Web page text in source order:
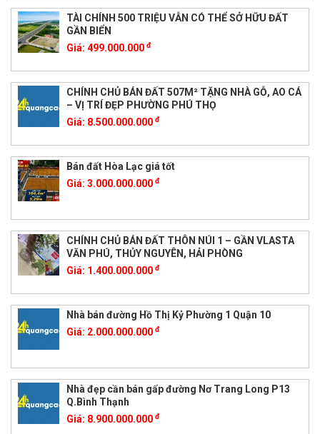
TÀI CHÍNH 500 TRIỆU VẪN CÓ THỂ SỞ HỮU ĐẤT
GẦN BIỂN
Giá: 499.000.000 đ
CHÍNH CHỦ BÁN ĐẤT 507M² TẶNG NHÀ GỖ, AO CÁ
– VỊ TRÍ ĐẸP PHƯỜNG PHÚ THỌ
Giá: 8.500.000.000 đ
Bán đất Hòa Lạc giá tốt
Giá: 3.000.000.000 đ
CHÍNH CHỦ BÁN ĐẤT THÔN NÚI 1 – GẦN VLASTA
VĂN PHÚ, THỦY NGUYÊN, HẢI PHÒNG
Giá: 1.400.000.000 đ
Nhà bán đường Hồ Thị Kỷ Phường 1 Quận 10
Giá: 2.000.000.000 đ
Nhà đẹp cần bán gấp đường Nơ Trang Long P13
Q.Bình Thạnh
Giá: 8.900.000.000 đ